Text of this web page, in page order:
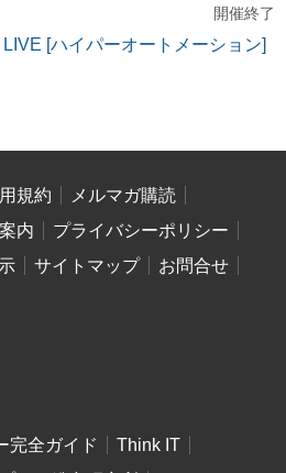
開催終了
[ハイパーオートメーション]
規約
メルマガ購読
内
プライバシーポリシー
サイトマップ
お問合せ
完全ガイド
Think IT